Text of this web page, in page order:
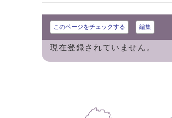
このページをチェックする 編集
現在登録されていません。